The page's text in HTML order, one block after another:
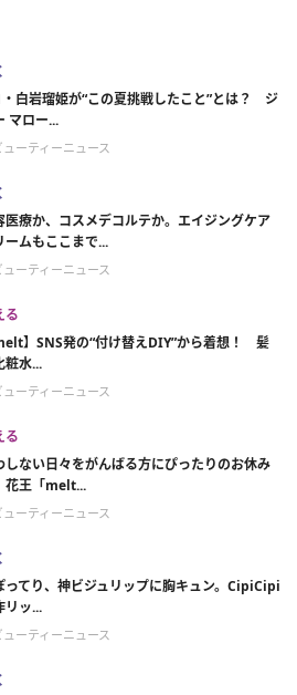
・白岩瑠姫が“この夏挑戦したこと”とは？ ジ
マロー...
ューティーニュース
医療か、コスメデコルテか。エイジングケア
ームもここまで...
ューティーニュース
る
】SNS発の“付け替えDIY”から着想！ 髪
粧水...
ューティーニュース
る
しない日々をがんばる方にぴったりのお休み
花王「melt...
ューティーニュース
ってり、神ビジュリップに胸キュン。CipiCipi
リッ...
ューティーニュース